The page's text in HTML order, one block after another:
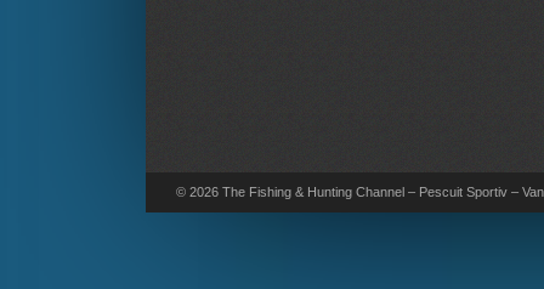
© 2026 The Fishing & Hunting Channel – Pescuit Sportiv –